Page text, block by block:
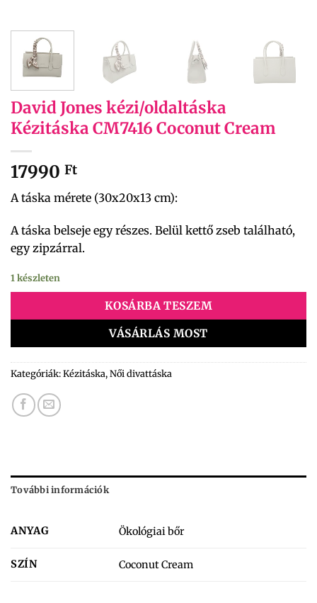
David Jones kézi/oldaltáska
Kézitáska CM7416 Coconut Cream
17990 Ft
A táska mérete (30x20x13 cm):
A táska belseje egy részes. Belül kettő zseb található,
egy zipzárral.
1 készleten
KOSÁRBA TESZEM
VÁSÁRLÁS MOST
Kategóriák:Kézitáska,Női divattáska
További információk
ANYAG Ökológiai bőr
SZÍN Coconut Cream